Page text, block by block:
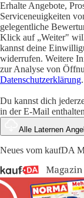
Erhalte Angebote,
Serviceneuigkeiten
gelegentliche
Klick auf „Weiter"
kannst deine
widerrufen. Weitere
zur Analyse von
Datenschutzerklärung.
Du kannst dich
in der E-Mail
Alle Laternen
Neues vom kaufDA